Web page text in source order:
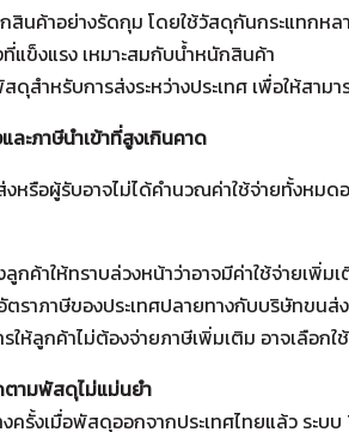
สินค้าอย่างรัดกุม โดยใช้วัสดุกันกระแทกหล
แข็งแรง เหมาะสมกับน้ำหนักสินค้า
ดุสำหรับการส่งระหว่างประเทศ เพื่อให้สาม
ละภาษีนำเข้าที่สูงเกินคาด
หรือผู้รับอาจไม่ได้คำนวณค่าใช้จ่ายทั้งหมดอ
ลูกค้าให้ทราบล่วงหน้าว่าอาจมีค่าใช้จ่ายเพิ่ม
ราภาษีของประเทศปลายทางกับบริษัทขนส่ง
ให้ลูกค้าไม่ต้องจ่ายภาษีเพิ่มเติม อาจเลือก
ตามพัสดุไม่แม่นยำ
ครั้งเมื่อพัสดุออกจากประเทศไทยแล้ว ระบ